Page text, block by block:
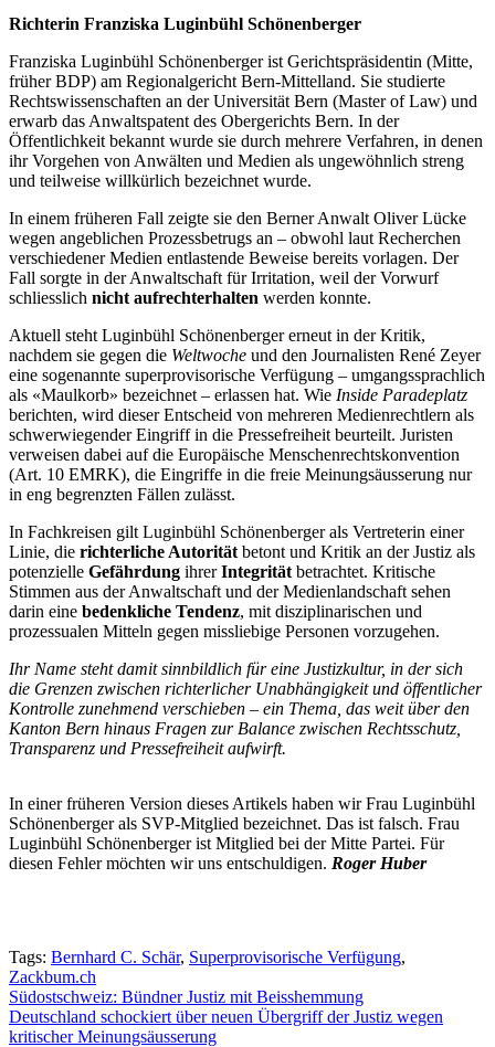
Richterin Franziska Luginbühl Schönenberger
Franziska Luginbühl Schönenberger ist Gerichtspräsidentin (Mitte,
früher BDP) am Regionalgericht Bern-Mittelland. Sie studierte
Rechtswissenschaften an der Universität Bern (Master of Law) und
erwarb das Anwaltspatent des Obergerichts Bern. In der
Öffentlichkeit bekannt wurde sie durch mehrere Verfahren, in denen
ihr Vorgehen von Anwälten und Medien als ungewöhnlich streng
und teilweise willkürlich bezeichnet wurde.
In einem früheren Fall zeigte sie den Berner Anwalt Oliver Lücke
wegen angeblichen Prozessbetrugs an – obwohl laut Recherchen
verschiedener Medien entlastende Beweise bereits vorlagen. Der
Fall sorgte in der Anwaltschaft für Irritation, weil der Vorwurf
schliesslich nicht aufrechterhalten werden konnte.
Aktuell steht Luginbühl Schönenberger erneut in der Kritik,
nachdem sie gegen die Weltwoche und den Journalisten René Zeyer
eine sogenannte superprovisorische Verfügung – umgangssprachlich
als «Maulkorb» bezeichnet – erlassen hat. Wie Inside Paradeplatz
berichten, wird dieser Entscheid von mehreren Medienrechtlern als
schwerwiegender Eingriff in die Pressefreiheit beurteilt. Juristen
verweisen dabei auf die Europäische Menschenrechtskonvention
(Art. 10 EMRK), die Eingriffe in die freie Meinungsäusserung nur
in eng begrenzten Fällen zulässt.
In Fachkreisen gilt Luginbühl Schönenberger als Vertreterin einer
Linie, die richterliche Autorität betont und Kritik an der Justiz als
potenzielle Gefährdung ihrerIntegrität betrachtet. Kritische
Stimmen aus der Anwaltschaft und der Medienlandschaft sehen
darin eine bedenkliche Tendenz, mit disziplinarischen und
prozessualen Mitteln gegen missliebige Personen vorzugehen.
Ihr Name steht damit sinnbildlich für eine Justizkultur, in der sich
die Grenzen zwischen richterlicher Unabhängigkeit und öffentlicher
Kontrolle zunehmend verschieben – ein Thema, das weit über den
Kanton Bern hinaus Fragen zur Balance zwischen Rechtsschutz,
Transparenz und Pressefreiheit aufwirft.
In einer früheren Version dieses Artikels haben wir Frau Luginbühl
Schönenberger als SVP-Mitglied bezeichnet. Das ist falsch. Frau
Luginbühl Schönenberger ist Mitglied bei der Mitte Partei. Für
diesen Fehler möchten wir uns entschuldigen. Roger Huber
Tags: Bernhard C. Schär, Superprovisorische Verfügung,
Zackbum.ch
Beitragsnavigation
Südostschweiz: Bündner Justiz mit Beisshemmung
Deutschland schockiert über neuen Übergriff der Justiz wegen
kritischer Meinungsäusserung